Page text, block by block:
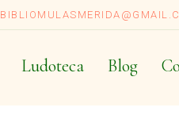
Ludoteca Blog